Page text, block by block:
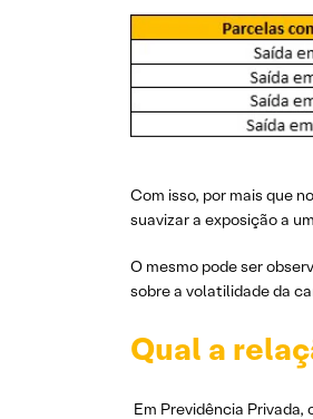
Com isso, por mais que
suavizar a exposição a
O mesmo pode ser
sobre a volatilidade da
Qual a
Em Previdência